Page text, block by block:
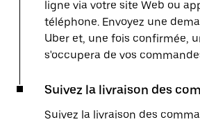
ligne via votre site Web ou
téléphone. Envoyez une
Uber et, une fois confirmée,
s'occupera de vos
Suivez la livraison des
Suivez la livraison des